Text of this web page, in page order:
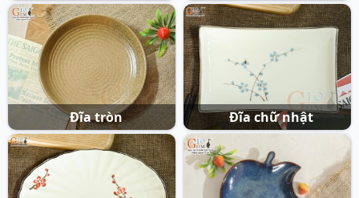
Đĩa tròn Đĩa chữ nhật